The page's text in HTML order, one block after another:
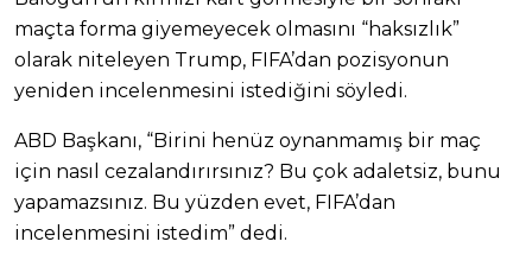
maçta forma giyemeyecek olmasını “haksızlık”
olarak niteleyen Trump, FIFA’dan pozisyonun
yeniden incelenmesini istediğini söyledi.
ABD Başkanı, “Birini henüz oynanmamış bir maç
için nasıl cezalandırırsınız? Bu çok adaletsiz, bunu
yapamazsınız. Bu yüzden evet, FIFA’dan
incelenmesini istedim” dedi.